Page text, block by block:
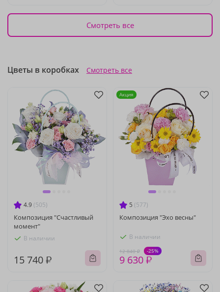
Смотреть все
Цветы в коробках Смотреть все
4.9 (505)
Композиция "Счастливый
момент"
В наличии
15 740 ₽
5 (577)
Композиция "Эхо весны"
В наличии
12 840 ₽ -25%
9 630 ₽
Акция